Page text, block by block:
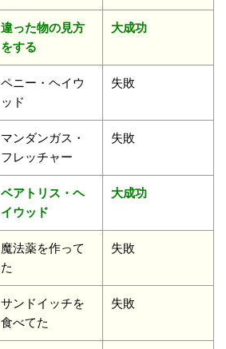
違った物の見方
をする
大成功
ペニー・ヘイウ
ッド
失敗
マンダンガス・
フレッチャー
失敗
ベアトリス・ヘ
イウッド
大成功
魔法薬を作って
た
失敗
サンドイッチを
食べてた
失敗